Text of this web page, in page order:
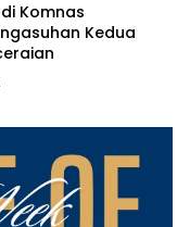
Komnas
Kedua